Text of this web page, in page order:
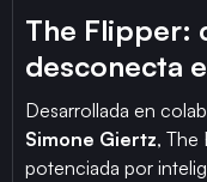
The Flipper:
desconecta
Desarrollada en
Simone Giertz, The
potenciada por